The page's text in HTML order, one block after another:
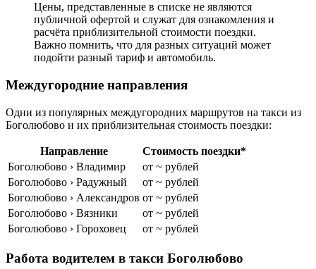
Цены, представленные в списке не являются
публичной офертой и служат для ознакомления и
расчёта приблизительной стоимости поездки.
Важно помнить, что для разных ситуаций может
подойти разный тариф и автомобиль.
Междугородние направления
Одни из популярных междугородних маршрутов на такси из
Боголюбово и их приблизительная стоимость поездки:
Направление
Стоимость поездки*
Боголюбово › Владимир
от ~ рублей
Боголюбово › Радужный
от ~ рублей
Боголюбово › Александров от ~ рублей
Боголюбово › Вязники
от ~ рублей
Боголюбово › Гороховец
от ~ рублей
Работа водителем в такси Боголюбово